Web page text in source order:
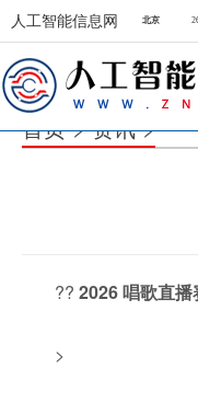
人工智能信息网
首页>资讯>
?? 2026 唱歌直
>